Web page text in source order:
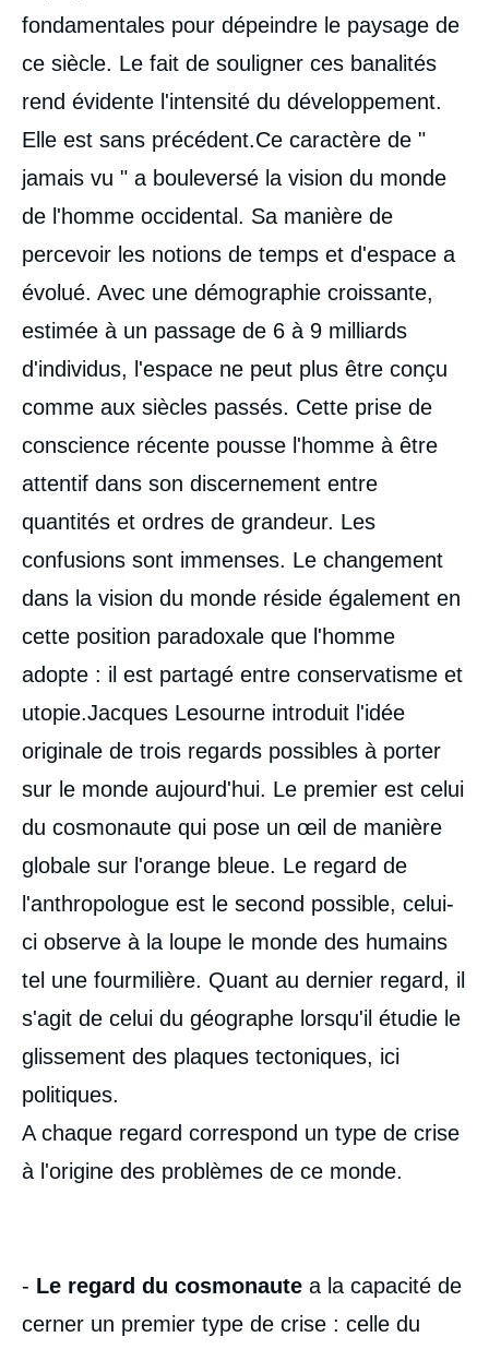
fondamentales pour dépeindre le paysage de
ce siècle. Le fait de souligner ces banalités
rend évidente l'intensité du développement.
Elle est sans précédent.Ce caractère de "
jamais vu " a bouleversé la vision du monde
de l'homme occidental. Sa manière de
percevoir les notions de temps et d'espace a
évolué. Avec une démographie croissante,
estimée à un passage de 6 à 9 milliards
d'individus, l'espace ne peut plus être conçu
comme aux siècles passés. Cette prise de
conscience récente pousse l'homme à être
attentif dans son discernement entre
quantités et ordres de grandeur. Les
confusions sont immenses. Le changement
dans la vision du monde réside également en
cette position paradoxale que l'homme
adopte : il est partagé entre conservatisme et
utopie.Jacques Lesourne introduit l'idée
originale de trois regards possibles à porter
sur le monde aujourd'hui. Le premier est celui
du cosmonaute qui pose un œil de manière
globale sur l'orange bleue. Le regard de
l'anthropologue est le second possible, celui-
ci observe à la loupe le monde des humains
tel une fourmilière. Quant au dernier regard, il
s'agit de celui du géographe lorsqu'il étudie le
glissement des plaques tectoniques, ici
politiques.
A chaque regard correspond un type de crise
à l'origine des problèmes de ce monde.
- Le regard du cosmonaute a la capacité de
cerner un premier type de crise : celle du